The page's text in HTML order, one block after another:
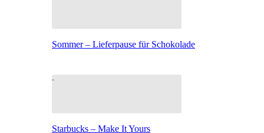
Sommer – Lieferpause für Schokolade
Starbucks – Make It Yours